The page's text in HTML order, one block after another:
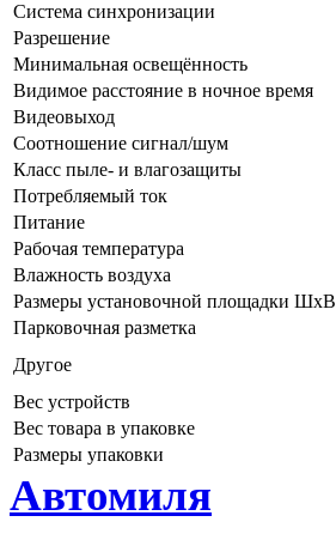
Система синхронизации
Разрешение
Минимальная освещённость
Видимое расстояние в ночное время
Видеовыход
Соотношение сигнал/шум
Класс пыле- и влагозащиты
Потребляемый ток
Питание
Рабочая температура
Влажность воздуха
Размеры установочной площадки ШхВ
Парковочная разметка
Другое
Вес устройств
Вес товара в упаковке
Размеры упаковки
Автомиля